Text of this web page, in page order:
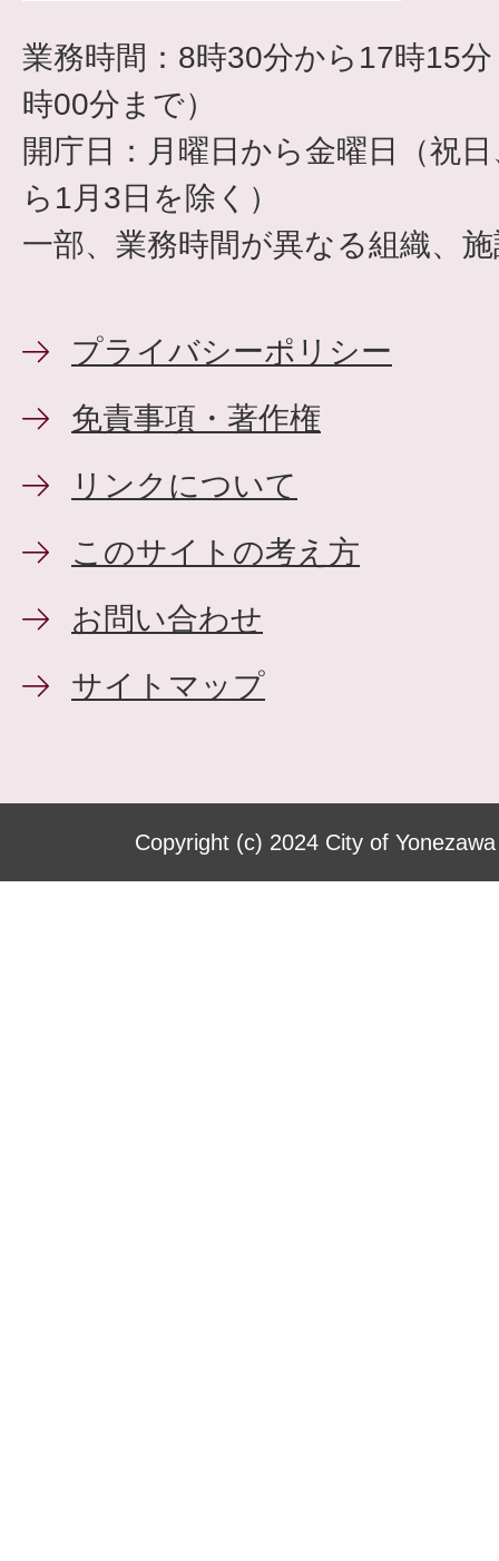
業務時間：8時30分から17時15
時00分まで）
開庁日：月曜日から金曜日（祝
ら1月3日を除く）
一部、業務時間が異なる組織、
プライバシーポリシー
免責事項・著作権
リンクについて
このサイトの考え方
お問い合わせ
サイトマップ
Copyright (c) 2024 City of